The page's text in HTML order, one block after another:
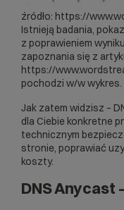
źródło: https://
Istnieją badania,
z poprawieniem
zapoznania się z
https://
pochodzi w/w wykres.
Jak zatem widzisz –
dla Ciebie konkretne
technicznym
stronie, poprawiać
koszty.
DNS Anycast